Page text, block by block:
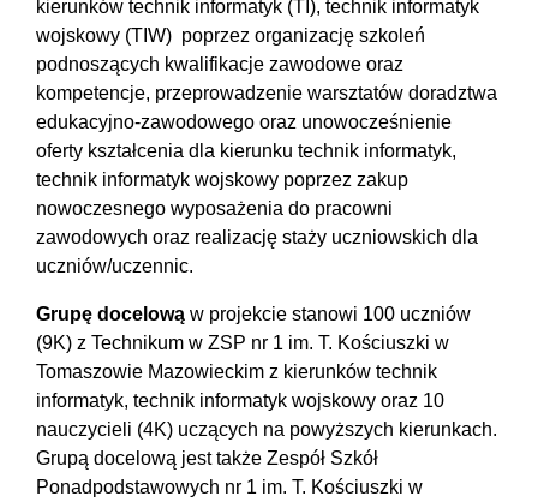
kierunków technik informatyk (TI), technik informatyk
wojskowy (TIW) poprzez organizację szkoleń
podnoszących kwalifikacje zawodowe oraz
kompetencje, przeprowadzenie warsztatów doradztwa
edukacyjno-zawodowego oraz unowocześnienie
oferty kształcenia dla kierunku technik informatyk,
technik informatyk wojskowy poprzez zakup
nowoczesnego wyposażenia do pracowni
zawodowych oraz realizację staży uczniowskich dla
uczniów/uczennic.
Grupę docelową w projekcie stanowi 100 uczniów
(9K) z Technikum w ZSP nr 1 im. T. Kościuszki w
Tomaszowie Mazowieckim z kierunków technik
informatyk, technik informatyk wojskowy oraz 10
nauczycieli (4K) uczących na powyższych kierunkach.
Grupą docelową jest także Zespół Szkół
Ponadpodstawowych nr 1 im. T. Kościuszki w